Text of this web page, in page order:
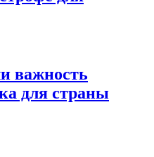
важность
для страны